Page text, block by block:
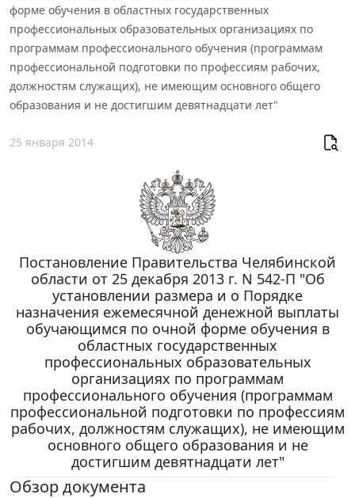
форме обучения в областных государственных
профессиональных образовательных организациях по
программам профессионального обучения (программам
профессиональной подготовки по профессиям рабочих,
должностям служащих), не имеющим основного общего
образования и не достигшим девятнадцати лет"
25 января 2014
Постановление Правительства Челябинской
области от 25 декабря 2013 г. N 542-П "Об
установлении размера и о Порядке
назначения ежемесячной денежной выплаты
обучающимся по очной форме обучения в
областных государственных
профессиональных образовательных
организациях по программам
профессионального обучения (программам
профессиональной подготовки по профессиям
рабочих, должностям служащих), не имеющим
основного общего образования и не
достигшим девятнадцати лет"
Обзор документа